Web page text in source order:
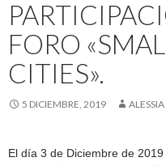
FORO
CITIES».
5 DICIEMBRE, 2019
El día 3 de Diciembre de